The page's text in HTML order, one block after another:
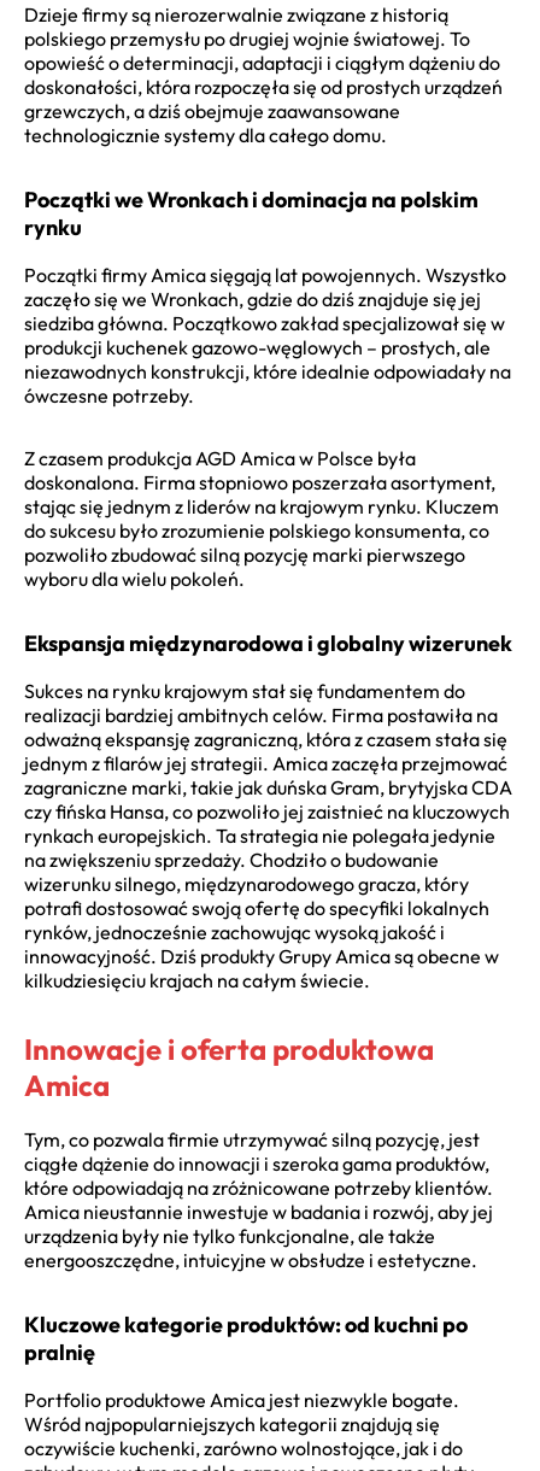
Dzieje firmy są nierozerwalnie związane z historią
polskiego przemysłu po drugiej wojnie światowej. To
opowieść o determinacji, adaptacji i ciągłym dążeniu do
doskonałości, która rozpoczęła się od prostych urządzeń
grzewczych, a dziś obejmuje zaawansowane
technologicznie systemy dla całego domu.
Początki we Wronkach i dominacja na polskim
rynku
Początki firmy Amica sięgają lat powojennych. Wszystko
zaczęło się we Wronkach, gdzie do dziś znajduje się jej
siedziba główna. Początkowo zakład specjalizował się w
produkcji kuchenek gazowo-węglowych – prostych, ale
niezawodnych konstrukcji, które idealnie odpowiadały na
ówczesne potrzeby.
Z czasem produkcja AGD Amica w Polsce była
doskonalona. Firma stopniowo poszerzała asortyment,
stając się jednym z liderów na krajowym rynku. Kluczem
do sukcesu było zrozumienie polskiego konsumenta, co
pozwoliło zbudować silną pozycję marki pierwszego
wyboru dla wielu pokoleń.
Ekspansja międzynarodowa i globalny wizerunek
Sukces na rynku krajowym stał się fundamentem do
realizacji bardziej ambitnych celów. Firma postawiła na
odważną ekspansję zagraniczną, która z czasem stała się
jednym z filarów jej strategii. Amica zaczęła przejmować
zagraniczne marki, takie jak duńska Gram, brytyjska CDA
czy fińska Hansa, co pozwoliło jej zaistnieć na kluczowych
rynkach europejskich. Ta strategia nie polegała jedynie
na zwiększeniu sprzedaży. Chodziło o budowanie
wizerunku silnego, międzynarodowego gracza, który
potrafi dostosować swoją ofertę do specyfiki lokalnych
rynków, jednocześnie zachowując wysoką jakość i
innowacyjność. Dziś produkty Grupy Amica są obecne w
kilkudziesięciu krajach na całym świecie.
Innowacje i oferta produktowa
Amica
Tym, co pozwala firmie utrzymywać silną pozycję, jest
ciągłe dążenie do innowacji i szeroka gama produktów,
które odpowiadają na zróżnicowane potrzeby klientów.
Amica nieustannie inwestuje w badania i rozwój, aby jej
urządzenia były nie tylko funkcjonalne, ale także
energooszczędne, intuicyjne w obsłudze i estetyczne.
Kluczowe kategorie produktów: od kuchni po
pralnię
Portfolio produktowe Amica jest niezwykle bogate.
Wśród najpopularniejszych kategorii znajdują się
oczywiście kuchenki, zarówno wolnostojące, jak i do